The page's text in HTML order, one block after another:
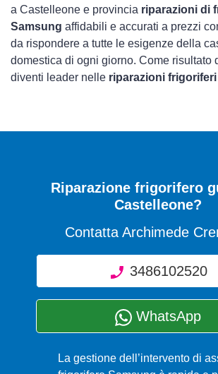
a Castelleone e provincia riparazioni di
Samsung affidabili e accurati a prezzi
da rispondere a tutte le esigenze della
domestica di ogni giorno. Come risultato
diventi leader nelle riparazioni
Riparazione frigorifero
Castelleone?
Contatta Archimede
3486102520
WhatsApp
La gestione dell’intervento di